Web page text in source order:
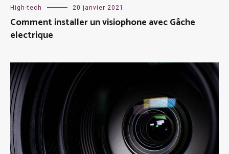
High-tech 20 janvier 2021
Comment installer un visiophone avec Gâche
electrique